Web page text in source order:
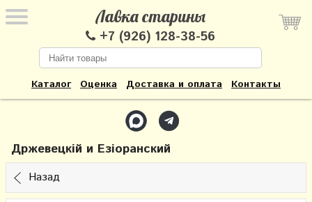
Лавка старины
+7 (926) 128-38-56
Каталог Оценка Доставка и оплата Контакты
Држевецкiй и Езiоранский
Назад